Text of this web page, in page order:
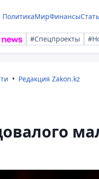
ПолитикаМирФинансы
#Спецпроекты
Редакция Zakon.kz